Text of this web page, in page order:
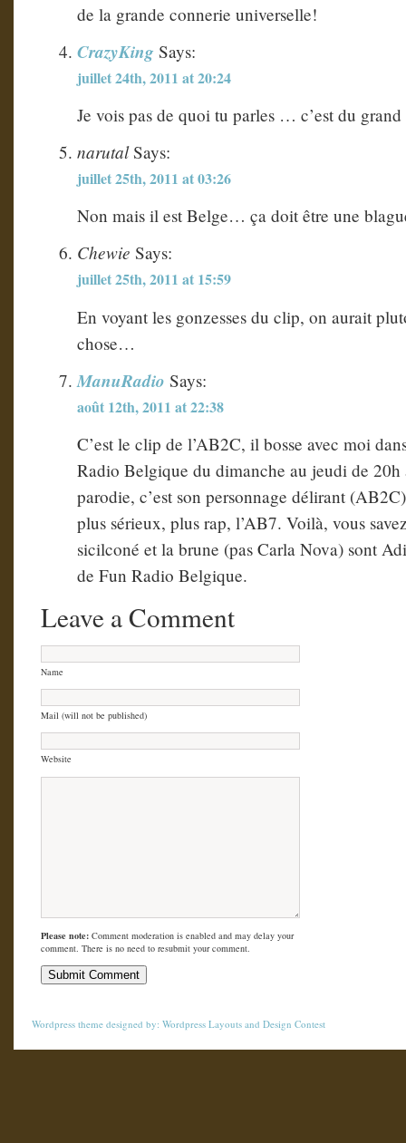
de la grande connerie universelle!
CrazyKing Says:
juillet 24th, 2011 at 20:24
Je vois pas de quoi tu parles … c’est du
narutalSays:
juillet 25th, 2011 at 03:26
Non mais il est Belge… ça doit être une
Chewie Says:
juillet 25th, 2011 at 15:59
En voyant les gonzesses du clip, on aurait
chose…
ManuRadio Says:
août 12th, 2011 at 22:38
C’est le clip de l’AB2C, il bosse avec moi
Radio Belgique du dimanche au jeudi de 20h
parodie, c’est son personnage délirant
plus sérieux, plus rap, l’AB7. Voilà, vous
sicilconé et la brune (pas Carla Nova) sont
de Fun Radio Belgique.
Leave a Comment
Name
Mail (will not be published)
Website
Please note: Comment moderation is enabled and may delay your
comment. There is no need to resubmit your comment.
Wordpress theme designed by: Wordpress Layouts and Design Contest